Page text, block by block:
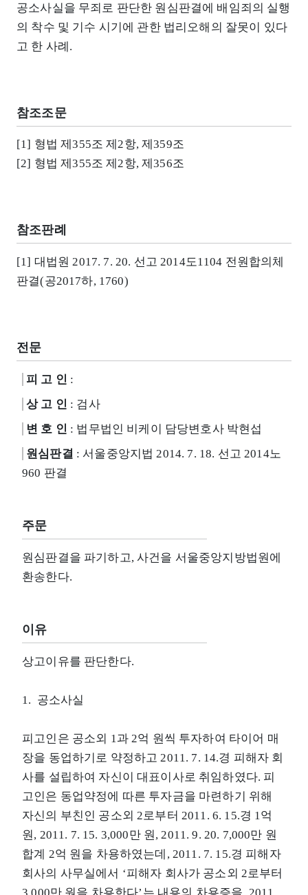
공소사실을 무죄로 판단한 원심판결에 배임죄의 실행
의 착수 및 기수 시기에 관한 법리오해의 잘못이 있다
고 한 사례.
참조조문
[1] 형법 제355조 제2항, 제359조
[2] 형법 제355조 제2항, 제356조
참조판례
[1] 대법원 2017. 7. 20. 선고 2014도1104 전원합의체
판결(공2017하, 1760)
전문
피 고 인 :
상 고 인 : 검사
변 호 인 : 법무법인 비케이 담당변호사 박현섭
원심판결 : 서울중앙지법 2014. 7. 18. 선고 2014노
960 판결
주문
원심판결을 파기하고, 사건을 서울중앙지방법원에
환송한다.
이유
상고이유를 판단한다.
1. 공소사실
피고인은 공소외 1과 2억 원씩 투자하여 타이어 매
장을 동업하기로 약정하고 2011. 7. 14.경 피해자 회
사를 설립하여 자신이 대표이사로 취임하였다. 피
고인은 동업약정에 따른 투자금을 마련하기 위해
자신의 부친인 공소외 2로부터 2011. 6. 15.경 1억
원, 2011. 7. 15. 3,000만 원, 2011. 9. 20. 7,000만 원
합계 2억 원을 차용하였는데, 2011. 7. 15.경 피해자
회사의 사무실에서 ‘피해자 회사가 공소외 2로부터
3,000만 원을 차용한다’는 내용의 차용증을, 2011.